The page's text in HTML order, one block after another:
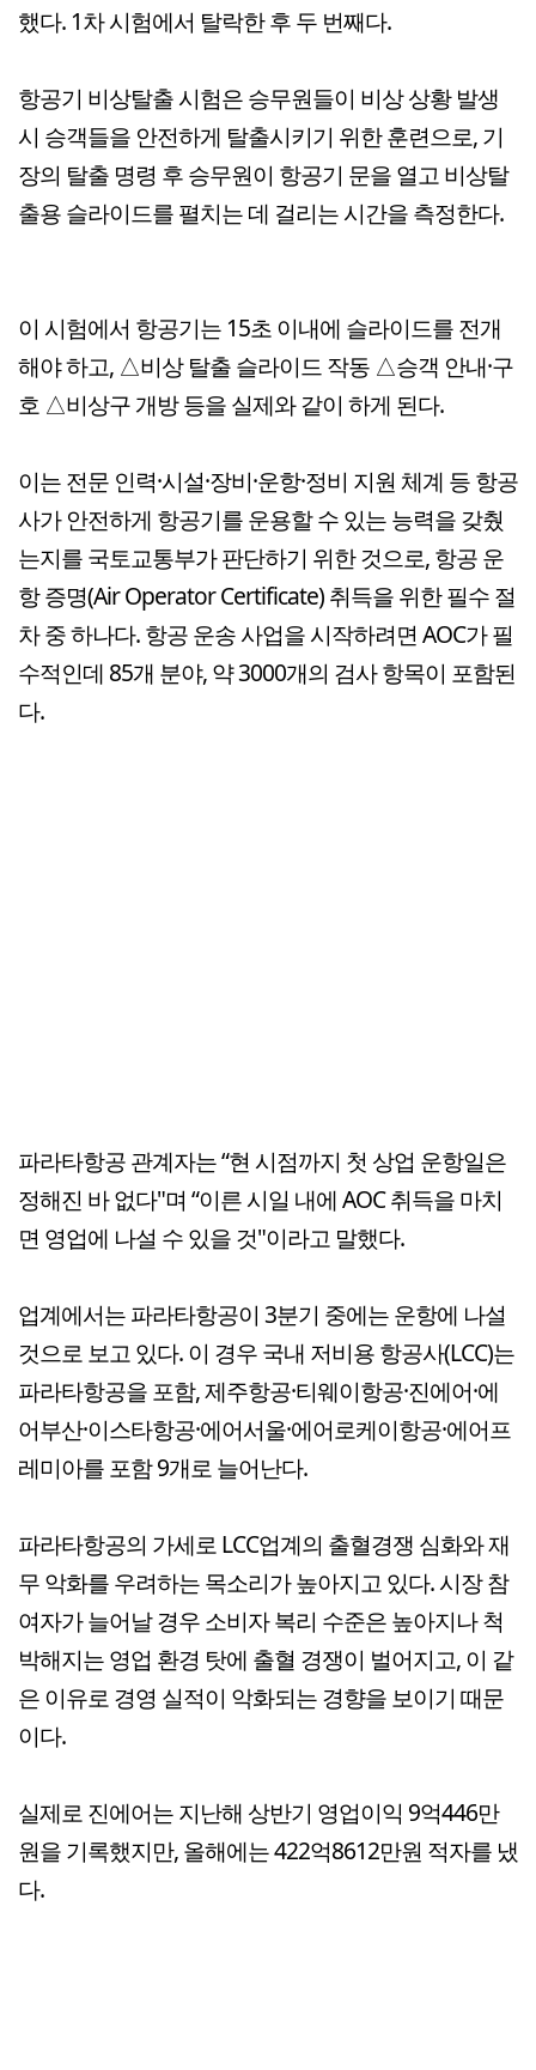
했다. 1차 시험에서 탈락한 후 두 번째다.
항공기 비상탈출 시험은 승무원들이 비상 상황 발생
시 승객들을 안전하게 탈출시키기 위한 훈련으로, 기
장의 탈출 명령 후 승무원이 항공기 문을 열고 비상탈
출용 슬라이드를 펼치는 데 걸리는 시간을 측정한다.
이 시험에서 항공기는 15초 이내에 슬라이드를 전개
해야 하고, △비상 탈출 슬라이드 작동 △승객 안내·구
호 △비상구 개방 등을 실제와 같이 하게 된다.
이는 전문 인력·시설·장비·운항·정비 지원 체계 등 항공
사가 안전하게 항공기를 운용할 수 있는 능력을 갖췄
는지를 국토교통부가 판단하기 위한 것으로, 항공 운
항 증명(Air Operator Certificate) 취득을 위한 필수 절
차 중 하나다. 항공 운송 사업을 시작하려면 AOC가 필
수적인데 85개 분야, 약 3000개의 검사 항목이 포함된
다.
파라타항공 관계자는 “현 시점까지 첫 상업 운항일은
정해진 바 없다"며 “이른 시일 내에 AOC 취득을 마치
면 영업에 나설 수 있을 것"이라고 말했다.
업계에서는 파라타항공이 3분기 중에는 운항에 나설
것으로 보고 있다. 이 경우 국내 저비용 항공사(LCC)는
파라타항공을 포함, 제주항공·티웨이항공·진에어·에
어부산·이스타항공·에어서울·에어로케이항공·에어프
레미아를 포함 9개로 늘어난다.
파라타항공의 가세로 LCC업계의 출혈경쟁 심화와 재
무 악화를 우려하는 목소리가 높아지고 있다. 시장 참
여자가 늘어날 경우 소비자 복리 수준은 높아지나 척
박해지는 영업 환경 탓에 출혈 경쟁이 벌어지고, 이 같
은 이유로 경영 실적이 악화되는 경향을 보이기 때문
이다.
실제로 진에어는 지난해 상반기 영업이익 9억446만
원을 기록했지만, 올해에는 422억8612만원 적자를 냈
다.